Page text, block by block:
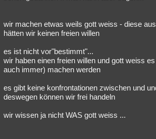
wir machen etwas weils gott weiss - diese
hätten wir keinen freien willen
es ist nicht vor"bestimmt"...
wir haben einen freien willen und gott weiss
auch immer) machen werden
es gibt keine konfrontationen zwischen und
deswegen können wir frei handeln
wir wissen ja nicht WAS gott weiss ...